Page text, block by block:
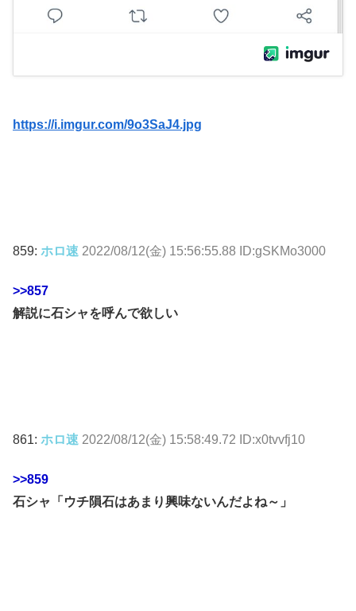
https://i.imgur.com/9o3SaJ4.jpg
859: ホロ速 2022/08/12(金) 15:56:55.88 ID:gSKMo3000
>>857
解説に石シャを呼んで欲しい
861: ホロ速 2022/08/12(金) 15:58:49.72 ID:x0tvvfj10
>>859
石シャ「ウチ隕石はあまり興味ないんだよね～」